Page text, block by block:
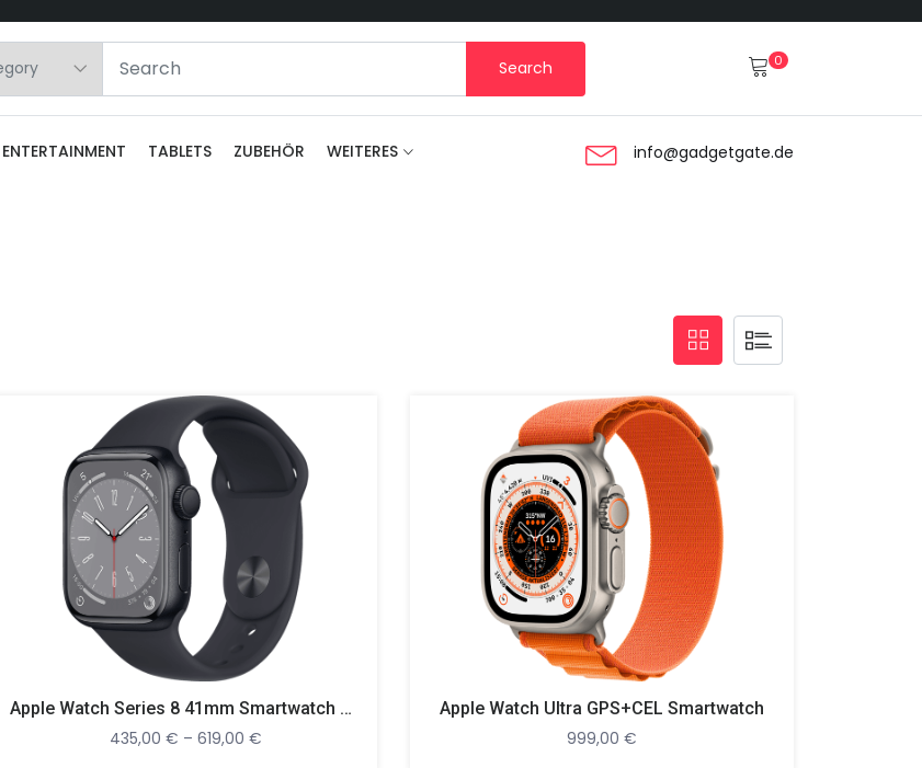
Search 0
ENTERTAINMENT TABLETS ZUBEHÖR WEITERES info@gadgetgate.de
Apple Watch Series 8 41mm Smartwatch Aluminium Fluorelastomer
435,00 € – 619,00 €
Apple Watch Ultra GPS+CEL Smartwatch
999,00 €